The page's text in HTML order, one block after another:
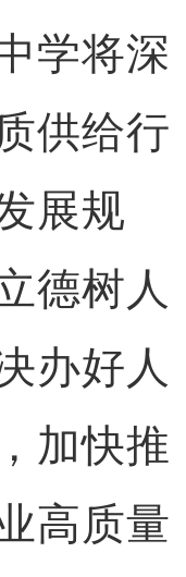
将深
供给行
展规
德树人
办好人
加快推
高质量